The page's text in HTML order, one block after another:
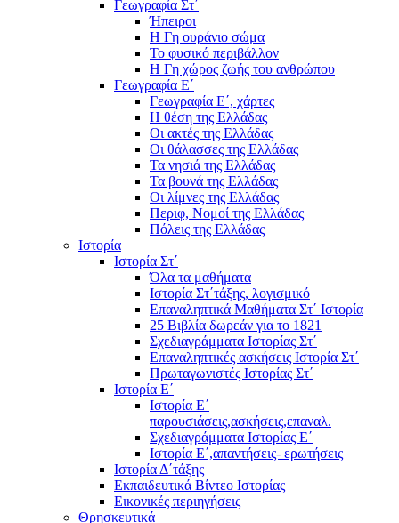
Γεωγραφία Στ΄
Ήπειροι
Η Γη ουράνιο σώμα
Το φυσικό περιβάλλον
Η Γη χώρος ζωής του ανθρώπου
Γεωγραφία Ε΄
Γεωγραφία Ε΄, χάρτες
Η θέση της Ελλάδας
Οι ακτές της Ελλάδας
Οι θάλασσες της Ελλάδας
Τα νησιά της Ελλάδας
Τα βουνά της Ελλάδας
Οι λίμνες της Ελλάδας
Περιφ, Νομοί της Ελλάδας
Πόλεις της Ελλάδας
Ιστορία
Ιστορία Στ΄
Όλα τα μαθήματα
Ιστορία Στ΄τάξης, λογισμικό
Επαναληπτικά Μαθήματα Στ΄ Ιστορία
25 Βιβλία δωρεάν για το 1821
Σχεδιαγράμματα Ιστορίας Στ΄
Επαναληπτικές ασκήσεις Ιστορία Στ΄
Πρωταγωνιστές Ιστορίας Στ΄
Ιστορία Ε΄
Ιστορία Ε΄
παρουσιάσεις,ασκήσεις,επαναλ.
Σχεδιαγράμματα Ιστορίας Ε΄
Ιστορία Ε΄,απαντήσεις- ερωτήσεις
Ιστορία Δ΄τάξης
Εκπαιδευτικά Βίντεο Ιστορίας
Εικονικές περιηγήσεις
Θρησκευτικά